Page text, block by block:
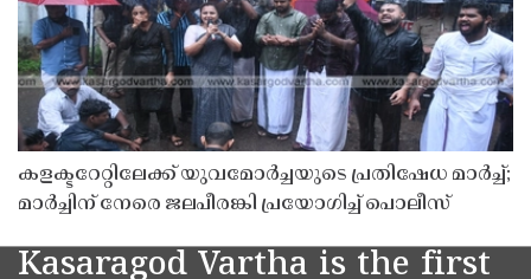
കളക്ടറേറ്റിലേക്ക് യുവമോർച്ചയുടെ പ്രതിഷേധ മാർച്ച്;
മാർച്ചിന് നേരെ ജലപീരങ്കി പ്രയോഗിച്ച് പൊലീസ്
Kasaragod Vartha is the first